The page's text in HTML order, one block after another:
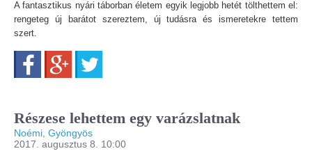
A fantasztikus nyári táborban életem egyik legjobb hetét tölthettem el:
rengeteg új barátot szereztem, új tudásra és ismeretekre tettem
szert.
FacebookGoogle+
Részese lehettem egy varázslatnak
Noémi, Gyöngyös
2017. augusztus 8. 10:00